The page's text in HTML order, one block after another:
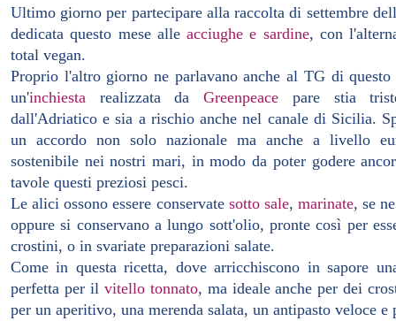
Ultimo giorno per partecipare alla raccolta di settembre
dedicata questo mese alle acciughe e sardine, con
total vegan.
Proprio l'altro giorno ne parlavano anche al TG di questo
un'inchiesta realizzata daGreenpeace pare stia
dall'Adriatico e sia a rischio anche nel canale di Sicilia.
un accordo non solo nazionale ma anche a livello
sostenibile nei nostri mari, in modo da poter godere
tavole questi preziosi pesci.
Le alici ossono essere conservate sotto sale,marinate, se
oppure si conservano a lungo sott'olio, pronte così per
crostini, o in svariate preparazioni salate.
Come in questa ricetta, dove arricchiscono in sapore
perfetta per il vitello tonnato, ma ideale anche per dei
per un aperitivo, una merenda salata, un antipasto veloce